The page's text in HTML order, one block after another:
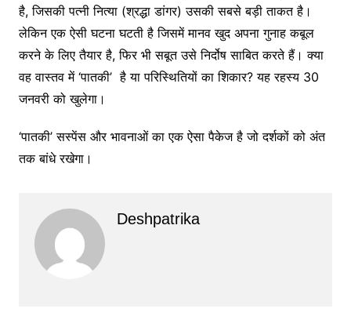
है, जिसकी पत्नी नित्या (श्रद्धा डांगर) उसकी सबसे बड़ी ताकत है।
लेकिन एक ऐसी घटना घटती है जिसमें मानव खुद अपना गुनाह कबूल
करने के लिए तैयार है, फिर भी सबूत उसे निर्दोष साबित करते हैं। क्या
वह वास्तव में ‘पातकी’ है या परिस्थितियों का शिकार? यह रहस्य 30
जनवरी को खुलेगा।
‘पातकी’ सस्पेंस और भावनाओं का एक ऐसा पैकेज है जो दर्शकों को अंत
तक बांधे रखेगा।
Deshpatrika